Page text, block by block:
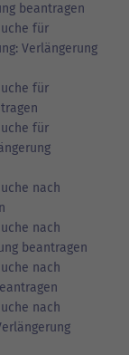
beantragen
für
Verlängerung
für
für
nach
nach
beantragen
nach
nach